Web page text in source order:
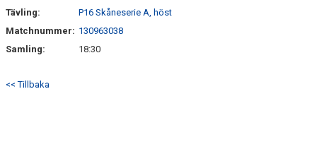
Tävling:
P16 Skåneserie A, höst
Matchnummer: 130963038
Samling:
18:30
<< Tillbaka